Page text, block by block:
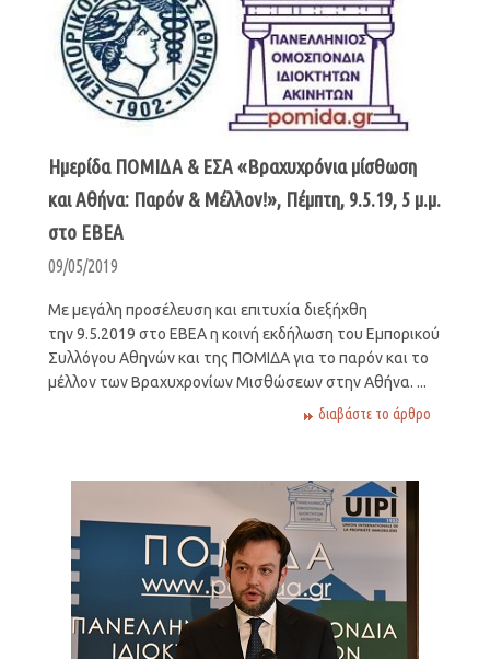
Ημερίδα ΠΟΜΙΔΑ & ΕΣΑ «Βραχυχρόνια μίσθωση
και Αθήνα: Παρόν & Μέλλον!», Πέμπτη, 9.5.19, 5 μ.μ.
στο ΕΒΕΑ
09/05/2019
Mε μεγάλη προσέλευση και επιτυχία διεξήχθη
την 9.5.2019 στο ΕΒΕΑ η κοινή εκδήλωση του Εμπορικού
Συλλόγου Αθηνών και της ΠΟΜΙΔΑ για το παρόν και το
μέλλον των Βραχυχρονίων Μισθώσεων στην Αθήνα. ...
διαβάστε το άρθρο